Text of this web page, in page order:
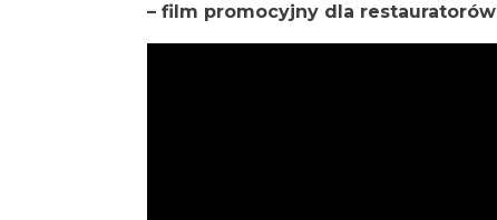
– film promocyjny dla restauratorów